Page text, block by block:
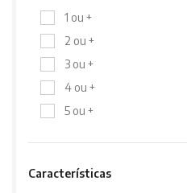
1 ou +
2 ou +
3 ou +
4 ou +
5 ou +
Características